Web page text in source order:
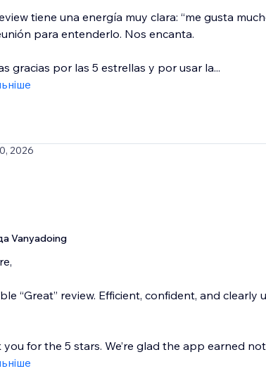
tiene una energía muy clara: “me gusta
para entenderlo. Nos encanta.
gracias por las 5 estrellas y por usar la...
2026
Vanyadoing
“Great” review. Efficient, confident, and clearly
you for the 5 stars. We’re glad the app earned not